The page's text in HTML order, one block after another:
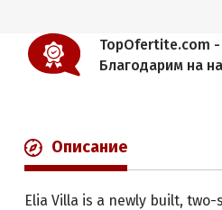
TopOfertite.com -
Благодарим на
Описание
Elia Villa is a newly built,